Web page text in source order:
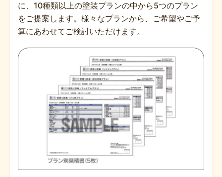
に、10種類以上の塗装プランの中から5つのプラン
をご提案します。様々なプランから、ご希望やご予
算にあわせてご検討いただけます。